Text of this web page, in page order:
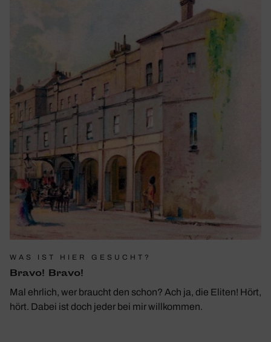
WAS IST HIER GESUCHT?
Bravo! Bravo!
Mal ehrlich, wer braucht den schon? Ach ja, die Eliten! Hört,
hört. Dabei ist doch jeder bei mir willkommen.